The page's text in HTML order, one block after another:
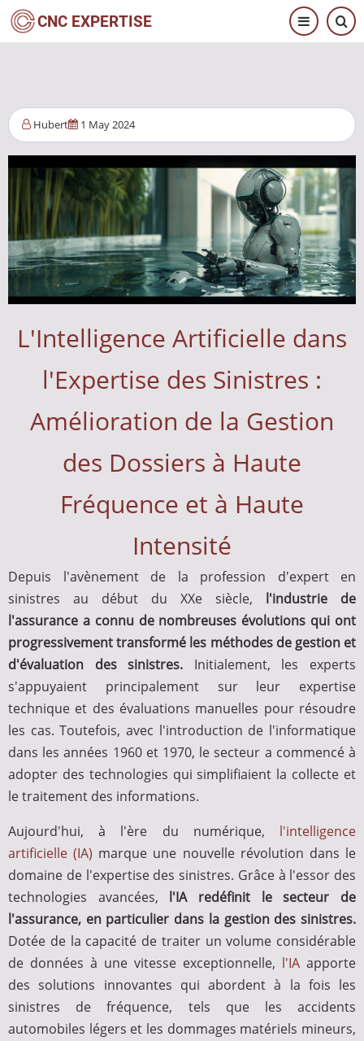
Aller
au
CNC EXPERTISE
Hubert 1 May 2024
L'Intelligence Artificielle dans
l'Expertise des Sinistres :
Amélioration de la Gestion
des Dossiers à Haute
Fréquence et à Haute
Intensité
Depuis l'avènement de la profession d'expert en
sinistres au début du XXe siècle, l'industrie de
l'assurance a connu de nombreuses évolutions qui ont
progressivement transformé les méthodes de gestion et
d'évaluation des sinistres. Initialement, les experts
s'appuyaient principalement sur leur expertise
technique et des évaluations manuelles pour résoudre
les cas. Toutefois, avec l'introduction de l'informatique
dans les années 1960 et 1970, le secteur a commencé à
adopter des technologies qui simplifiaient la collecte et
le traitement des informations.
Aujourd'hui, à l'ère du numérique, l'intelligence
artificielle (IA) marque une nouvelle révolution dans le
domaine de l'expertise des sinistres. Grâce à l'essor des
technologies avancées, l'IAredéfinit le secteur de
l'assurance, en particulier dans la gestion des sinistres.
Dotée de la capacité de traiter un volume considérable
de données à une vitesse exceptionnelle, l'IA apporte
des solutions innovantes qui abordent à la fois les
sinistres de fréquence, tels que les accidents
automobiles légers et les dommages matériels mineurs,